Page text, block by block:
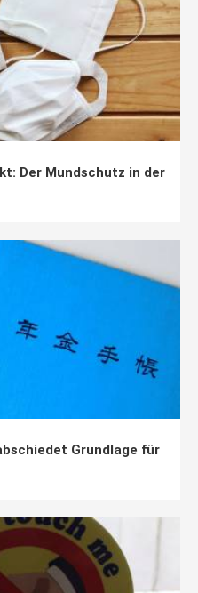
Der Mundschutz in der
Grundlage für